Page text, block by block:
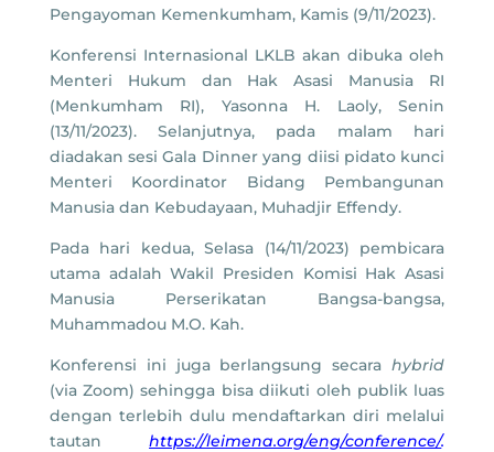
Pengayoman Kemenkumham, Kamis (9/11/2023).
Konferensi Internasional LKLB akan dibuka oleh
Menteri Hukum dan Hak Asasi Manusia RI
(Menkumham RI), Yasonna H. Laoly, Senin
(13/11/2023). Selanjutnya, pada malam hari
diadakan sesi Gala Dinner yang diisi pidato kunci
Menteri Koordinator Bidang Pembangunan
Manusia dan Kebudayaan, Muhadjir Effendy.
Pada hari kedua, Selasa (14/11/2023) pembicara
utama adalah Wakil Presiden Komisi Hak Asasi
Manusia Perserikatan Bangsa-bangsa,
Muhammadou M.O. Kah.
Konferensi ini juga berlangsung secarahybrid
(via Zoom) sehingga bisa diikuti oleh publik luas
dengan terlebih dulu mendaftarkan diri melalui
tautanhttps://leimena.org/eng/conference/.